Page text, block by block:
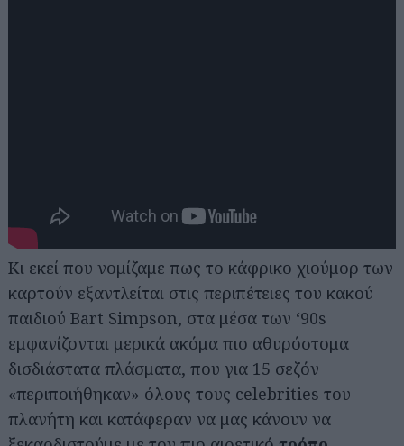
Κι εκεί που νομίζαμε πως το κάφρικο χιούμορ των
καρτούν εξαντλείται στις περιπέτειες του κακού
παιδιού Bart Simpson, στα μέσα των ‘90s
εμφανίζονται μερικά ακόμα πιο αθυρόστομα
δισδιάστατα πλάσματα, που για 15 σεζόν
«περιποιήθηκαν» όλους τους celebrities του
πλανήτη και κατάφεραν να μας κάνουν να